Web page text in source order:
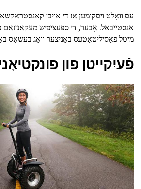
עס וואָלט ויסקומען אַז די אויבן
אַנסטייבאַל. אָבער, די ספּעציפיש מעקאַניזאַם
מיטל פאַסיליטאַטעס באַניצער וואָג בעשאַס
פֿעיִקייטן פון